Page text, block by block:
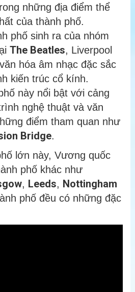
những địa điểm thể
của thành phố.
phố sinh ra của nhóm
The Beatles, Liverpool
hóa âm nhạc đặc sắc
kiến trúc cổ kính.
này nổi bật với cảng
nghệ thuật và văn
điểm tham quan như
Bridge.
lớn này, Vương quốc
phố khác như
, Leeds, Nottingham
phố đều có những đặc